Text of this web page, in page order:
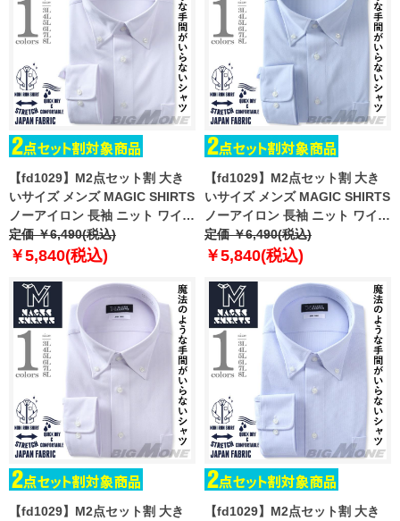
【fd1029】M2点セット割 大き
いサイズ メンズ MAGIC SHIRTS
ノーアイロン 長袖 ニット ワイシ
ャツ ボタンダウン 吸水速乾 スト
レッチ 日本製生地使用 ewma99-
定価 ￥6,490(税込)
￥5,840(税込)
【fd1029】M2点セット割 大き
いサイズ メンズ MAGIC SHIRTS
ノーアイロン 長袖 ニット ワイシ
ャツ ボタンダウン 吸水速乾 スト
レッチ 日本製生地使用 ewma99-
定価 ￥6,490(税込)
￥5,840(税込)
【fd1029】M2点セット割 大き
【fd1029】M2点セット割 大き